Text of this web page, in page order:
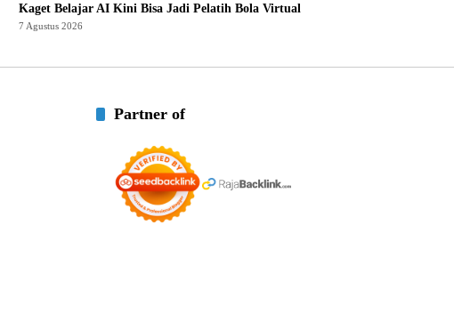
Kaget Belajar AI Kini Bisa Jadi Pelatih Bola Virtual
7 Agustus 2026
Partner of